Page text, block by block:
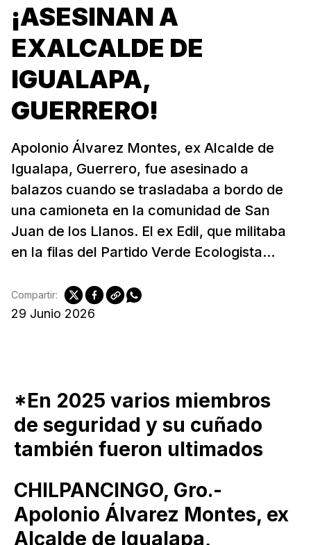
¡ASESINAN A
EXALCALDE DE
IGUALAPA,
GUERRERO!
Apolonio Álvarez Montes, ex Alcalde de
Igualapa, Guerrero, fue asesinado a
balazos cuando se trasladaba a bordo de
una camioneta en la comunidad de San
Juan de los Llanos. El ex Edil, que militaba
en la filas del Partido Verde Ecologista...
29 Junio 2026
Compartir:
*En 2025 varios miembros
de seguridad y su cuñado
también fueron ultimados
CHILPANCINGO, Gro.-
Apolonio Álvarez Montes, ex
Alcalde de Igualapa,